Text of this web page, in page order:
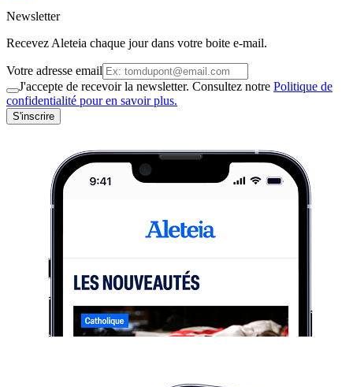
Newsletter
Recevez Aleteia chaque jour dans votre boite e-mail.
Votre adresse email
J'accepte de recevoir la newsletter. Consultez notre Politique de
confidentialité pour en savoir plus.
S'inscrire